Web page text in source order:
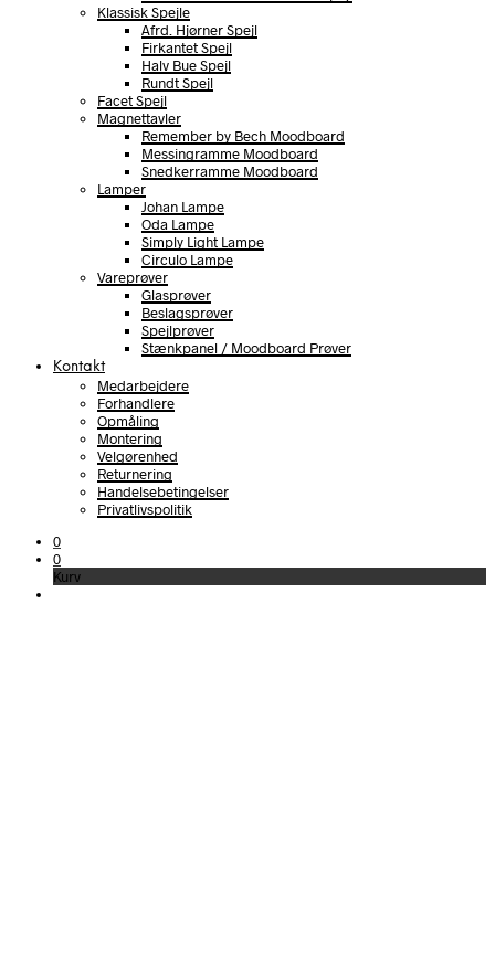
Klassisk Spejle
Afrd. Hjørner Spejl
Firkantet Spejl
Halv Bue Spejl
Rundt Spejl
Facet Spejl
Magnettavler
Remember by Bech Moodboard
Messingramme Moodboard
Snedkerramme Moodboard
Lamper
Johan Lampe
Oda Lampe
Simply Light Lampe
Circulo Lampe
Vareprøver
Glasprøver
Beslagsprøver
Spejlprøver
Stænkpanel / Moodboard Prøver
Kontakt
Medarbejdere
Forhandlere
Opmåling
Montering
Velgørenhed
Returnering
Handelsebetingelser
Privatlivspolitik
0
0
Kurv